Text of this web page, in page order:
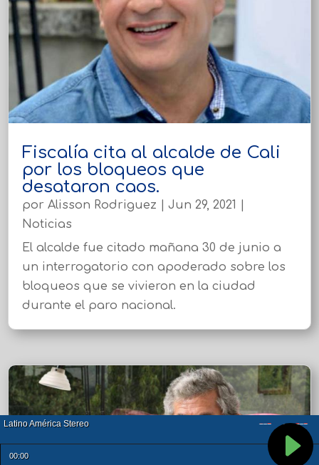
Fiscalía cita al alcalde de Cali
por los bloqueos que
desataron caos.
porAlisson Rodriguez |Jun 29, 2021
Noticias
El alcalde fue citado mañana 30 de junio a
un interrogatorio con apoderado sobre los
bloqueos que se vivieron en la ciudad
durante el paro nacional.